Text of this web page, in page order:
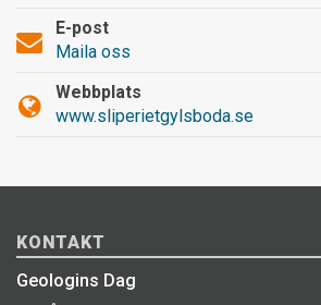
E-post
Maila oss
Webbplats
www.sliperietgylsboda.se
KONTAKT
Geologins Dag